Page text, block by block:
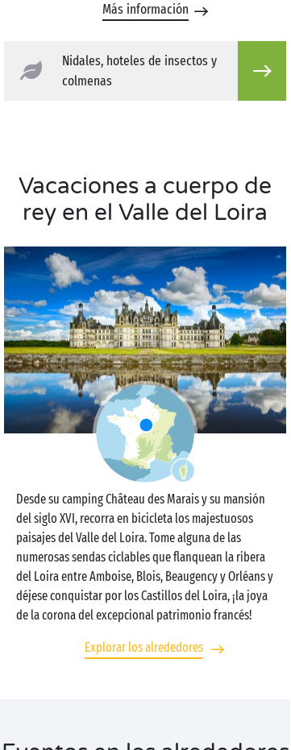
Más información
Nidales, hoteles de insectos y
colmenas
Vacaciones a cuerpo de
rey en el Valle del Loira
Desde su camping Château des Marais y su mansión
del siglo XVI, recorra en bicicleta los majestuosos
paisajes del Valle del Loira. Tome alguna de las
numerosas sendas ciclables que flanquean la ribera
del Loira entre Amboise, Blois, Beaugency y Orléans y
déjese conquistar por los Castillos del Loira, ¡la joya
de la corona del excepcional patrimonio francés!
Explorar los alrededores